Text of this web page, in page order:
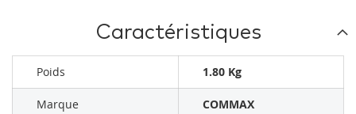
Caractéristiques
Poids 1.80 Kg
Marque COMMAX